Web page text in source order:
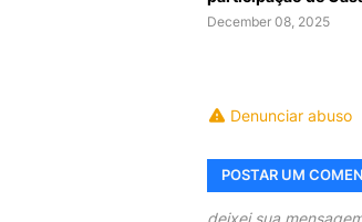
December 08, 2025
Denunciar abuso
POSTAR UM
deixei sua